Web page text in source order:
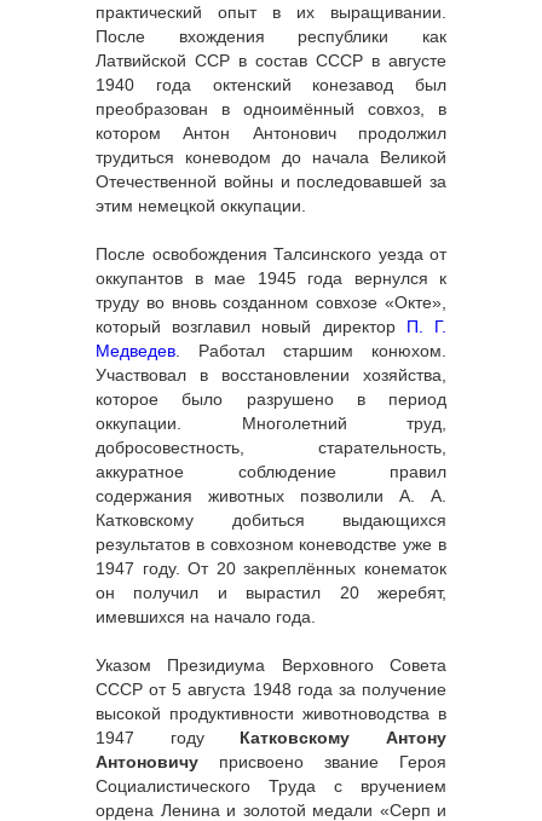
практический опыт в их выращивании.
После вхождения республики как
Латвийской ССР в состав СССР в августе
1940 года октенский конезавод был
преобразован в одноимённый совхоз, в
котором Антон Антонович продолжил
трудиться коневодом до начала Великой
Отечественной войны и последовавшей за
этим немецкой оккупации.
После освобождения Талсинского уезда от
оккупантов в мае 1945 года вернулся к
труду во вновь созданном совхозе «Окте»,
который возглавил новый директор П. Г.
Медведев . Работал старшим конюхом.
Участвовал в восстановлении хозяйства,
которое было разрушено в период
оккупации. Многолетний труд,
добросовестность, старательность,
аккуратное соблюдение правил
содержания животных позволили А. А.
Катковскому добиться выдающихся
результатов в совхозном коневодстве уже в
1947 году. От 20 закреплённых конематок
он получил и вырастил 20 жеребят,
имевшихся на начало года.
Указом Президиума Верховного Совета
СССР от 5 августа 1948 года за получение
высокой продуктивности животноводства в
1947 году Катковскому Антону
Антоновичу присвоено звание Героя
Социалистического Труда с вручением
ордена Ленина и золотой медали «Серп и